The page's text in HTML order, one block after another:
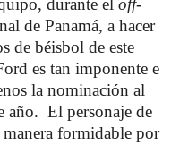
durante el off-
de Panamá, a hacer
de béisbol de este
es tan imponente e
la nominación al
año. El personaje de
formidable por